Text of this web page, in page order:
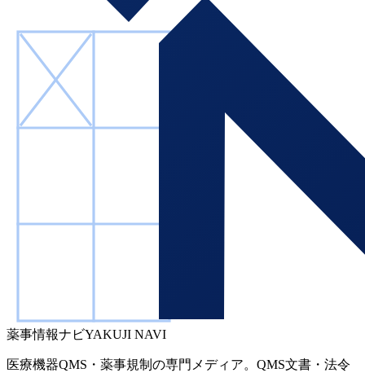
薬事情報ナビYAKUJI NAVI
医療機器QMS・薬事規制の専門メディア。QMS文書・法令